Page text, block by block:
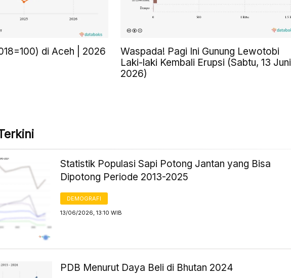
di Aceh | 2026
Waspada! Pagi Ini Gunung Lewotobi
Laki-laki Kembali Erupsi (Sabtu, 13 Juni
2026)
Statistik Populasi Sapi Potong Jantan yang Bisa
Dipotong Periode 2013-2025
DEMOGRAFI
13/06/2026, 13:10 WIB
PDB Menurut Daya Beli di Bhutan 2024